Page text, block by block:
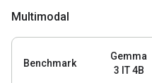
Multimodal
Benchmark
Gemma
3 IT 4B